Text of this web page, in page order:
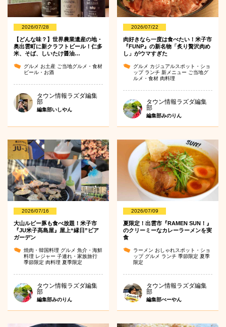
2026/07/28
【どんな味？】世界農業遺産の地・
奥出雲町に新クラフトビール！仁多
米、そば、しいたけ醤油…
グルメ お土産 ご当地グルメ・食材
ビール・お酒
タウン情報ラズダ編集
部
編集部いしやん
2026/07/22
肉好きなら一度は食べたい！米子市
『FUNP』の新名物「炙り贅沢肉め
し」がウマすぎた
グルメ カジュアルスポット・ショ
ップ ランチ新メニュー ご当地グ
ルメ・食材肉料理
タウン情報ラズダ編集
部
編集部みのりん
2026/07/16
大山ルビー豚も食べ放題！米子市
『JU米子髙島屋』屋上“縁日”ビア
ガーデン
焼肉・韓国料理 グルメ 魚介・海鮮
料理 レジャー 子連れ・家族旅行
季節限定 肉料理 夏季限定
タウン情報ラズダ編集
部
編集部みのりん
2026/07/09
夏限定！出雲市『RAMEN SUN！』
のクリーミーなカレーラーメンを実
食
ラーメン おしゃれスポット・ショ
ップ グルメ ランチ季節限定夏季
限定
タウン情報ラズダ編集
部
編集部べーやん